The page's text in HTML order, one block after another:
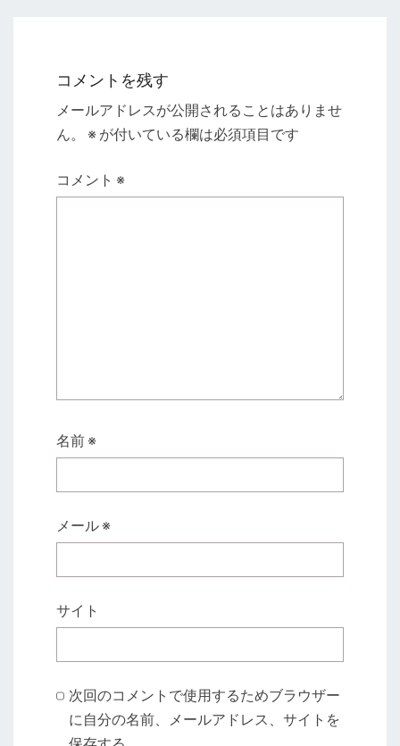
コメントを残す
メールアドレスが公開されることはありませ
ん。
※ が付いている欄は必須項目です
コメント ※
名前 ※
メール ※
サイト
次回のコメントで使用するためブラウザー
に自分の名前、メールアドレス、サイトを